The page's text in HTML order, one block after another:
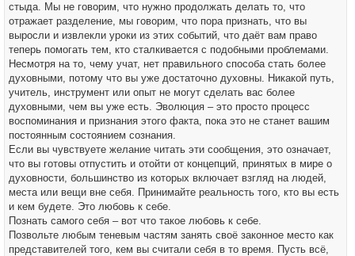
стыда. Мы не говорим, что нужно продолжать делать то, что
отражает разделение, мы говорим, что пора признать, что вы
выросли и извлекли уроки из этих событий, что даёт вам право
теперь помогать тем, кто сталкивается с подобными проблемами.
Несмотря на то, чему учат, нет правильного способа стать более
духовными, потому что вы уже достаточно духовны. Никакой путь,
учитель, инструмент или опыт не могут сделать вас более
духовными, чем вы уже есть. Эволюция – это просто процесс
воспоминания и признания этого факта, пока это не станет вашим
постоянным состоянием сознания.
Если вы чувствуете желание читать эти сообщения, это означает,
что вы готовы отпустить и отойти от концепций, принятых в мире о
духовности, большинство из которых включает взгляд на людей,
места или вещи вне себя. Принимайте реальность того, кто вы есть
и кем будете. Это любовь к себе.
Познать самого себя – вот что такое любовь к себе.
Позвольте любым теневым частям занять своё законное место как
представителей того, кем вы считали себя в то время. Пусть всё,